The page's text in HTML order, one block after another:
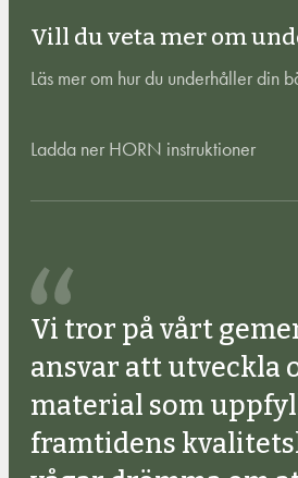
Vill du veta mer om
Läs mer om hur du underhåller din
Ladda ner HORN instruktioner
Vi tror på vårt
ansvar att utveckla
material som
framtidens